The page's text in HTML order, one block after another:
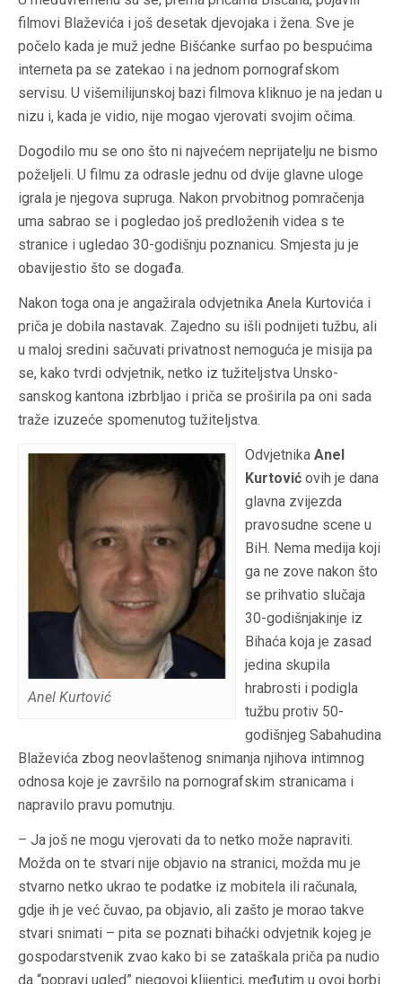
filmovi Blaževića i još desetak djevojaka i žena. Sve je
počelo kada je muž jedne Bišćanke surfao po bespućima
interneta pa se zatekao i na jednom pornografskom
servisu. U višemilijunskoj bazi filmova kliknuo je na jedan u
nizu i, kada je vidio, nije mogao vjerovati svojim očima.
Dogodilo mu se ono što ni najvećem neprijatelju ne bismo
poželjeli. U filmu za odrasle jednu od dvije glavne uloge
igrala je njegova supruga. Nakon prvobitnog pomračenja
uma sabrao se i pogledao još predloženih videa s te
stranice i ugledao 30-godišnju poznanicu. Smjesta ju je
obavijestio što se događa.
Nakon toga ona je angažirala odvjetnika Anela Kurtovića i
priča je dobila nastavak. Zajedno su išli podnijeti tužbu, ali
u maloj sredini sačuvati privatnost nemoguća je misija pa
se, kako tvrdi odvjetnik, netko iz tužiteljstva Unsko-
sanskog kantona izbrbljao i priča se proširila pa oni sada
traže izuzeće spomenutog tužiteljstva.
Anel Kurtović
Odvjetnika Anel
Kurtović ovih je dana
glavna zvijezda
pravosudne scene u
BiH. Nema medija koji
ga ne zove nakon što
se prihvatio slučaja
30-godišnjakinje iz
Bihaća koja je zasad
jedina skupila
hrabrosti i podigla
tužbu protiv 50-
godišnjeg Sabahudina
Blaževića zbog neovlaštenog snimanja njihova intimnog
odnosa koje je završilo na pornografskim stranicama i
napravilo pravu pomutnju.
– Ja još ne mogu vjerovati da to netko može napraviti.
Možda on te stvari nije objavio na stranici, možda mu je
stvarno netko ukrao te podatke iz mobitela ili računala,
gdje ih je već čuvao, pa objavio, ali zašto je morao takve
stvari snimati – pita se poznati bihaćki odvjetnik kojeg je
gospodarstvenik zvao kako bi se zataškala priča pa nudio
da “popravi ugled” njegovoj klijentici, međutim u ovoj borbi